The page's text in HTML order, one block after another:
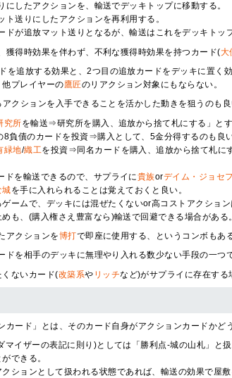
にしたアクションを、輸送でデッキトップに移動する。
ト送りにしたアクションを再利用する。
ドが追放マット送りとなるが、輸送はこれをデッキトッ
獲得時効果を伴わず、不利な獲得時効果を持つカード(大
を追放する効果と、2つ目の追放カードをデッキに置く
プレイヤーの鷹匠のリアクション対象にもならない。
クションを入手できることを活かした動きを狙うのも良
究所を輸送⇒研究所を購入、追放から捨て札にする」と
8負債のカードを投資⇒購入として、5金分得するのも良い
緑地/織工を投資⇒同名カードを購入、追放から捨て札に
ドを輸送できるので、サプライに貴族orデイム・ジョセ
城を手に入れられることは覚えておくと良い。
ゲームで、デッキには混ぜたくないor高コストアクショ
も、(購入権さえ豊富なら)輸送で回避できる場合がある。
アクションを博打で即座に使用する、というコンボもある
ドを相手のデッキに無理やり入れる数少ない手段の一つ
ないカード(改築系や リッチなど)がサプライに存在する
カード」とは、そのカード自身がアクションカードか
マイザーの表記に則り)としては「勝利点-城の山札」と
できる。
クションとして扱われる状態であれば、輸送の効果で屋